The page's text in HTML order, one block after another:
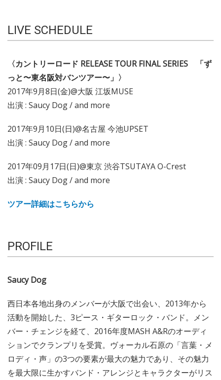
LIVE SCHEDULE
〈カントリーロード RELEASE TOUR FINAL SERIES 「ず
っと〜東名阪対バンツアー〜」〉
2017年9月8日(金)@大阪 江坂MUSE
出演 : Saucy Dog / and more
2017年9月10日(日)@名古屋 今池UPSET
出演 : Saucy Dog / and more
2017年09月17日(日)@東京 渋谷TSUTAYA O-Crest
出演 : Saucy Dog / and more
ツアー詳細はこちらから
PROFILE
Saucy Dog
西日本各地出身のメンバーが大阪で出会い、2013年から
活動を開始した、3ピース・ギターロック・バンド。メン
バー・チェンジを経て、2016年度MASH A&Rのオーディ
ションでクランプリを受賞。ヴォーカル石原の「言葉・メ
ロディ・声」の3つの要素が最大の魅力であり、その魅力
を最大限に生かすバンド・アレンジとキャラクターがリス